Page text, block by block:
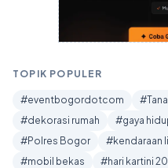
TOPIK POPULER
#eventbogordotcom
#dekorasi rumah
#gaya
#Polres Bogor
#kendaraan
#mobil bekas
#hari kartini